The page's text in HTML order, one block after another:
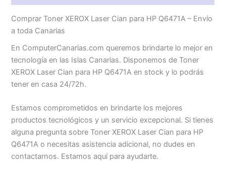
Comprar Toner XEROX Laser Cian para HP Q6471A – Envío
a toda Canarias
En ComputerCanarias.com queremos brindarte lo mejor en
tecnología en las Islas Canarias. Disponemos de Toner
XEROX Laser Cian para HP Q6471A en stock y lo podrás
tener en casa 24/72h.
Estamos comprometidos en brindarte los mejores
productos tecnológicos y un servicio excepcional. Si tienes
alguna pregunta sobre Toner XEROX Laser Cian para HP
Q6471A o necesitas asistencia adicional, no dudes en
contactarnos. Estamos aquí para ayudarte.